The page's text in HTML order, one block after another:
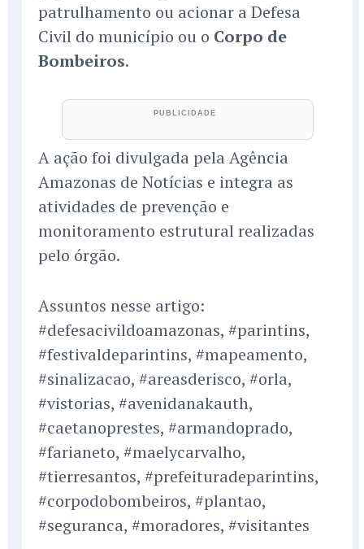
patrulhamento ou acionar a Defesa
Civil do município ou o Corpo de
Bombeiros.
A ação foi divulgada pela Agência
Amazonas de Notícias e integra as
atividades de prevenção e
monitoramento estrutural realizadas
pelo órgão.
Assuntos nesse artigo:
#defesacivildoamazonas, #parintins,
#festivaldeparintins, #mapeamento,
#sinalizacao, #areasderisco, #orla,
#vistorias, #avenidanakauth,
#caetanoprestes, #armandoprado,
#farianeto, #maelycarvalho,
#tierresantos, #prefeituradeparintins,
#corpodobombeiros, #plantao,
#seguranca, #moradores, #visitantes